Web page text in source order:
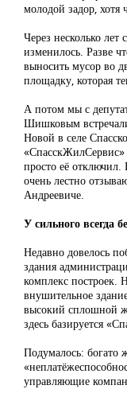
молодой задор, хотя
Через несколько
изменилось. Разве
выносить мусор во
площадку, которая
А потом мы с
Шишковым
Новой в селе
«СпасскЖилСервис»
просто её
очень лестно
Андреевиче.
У сильного всегда
Недавно довелось
здания
комплекс построек.
внушительное
высокий сплошной
здесь базируется
Подумалось:
управляющие